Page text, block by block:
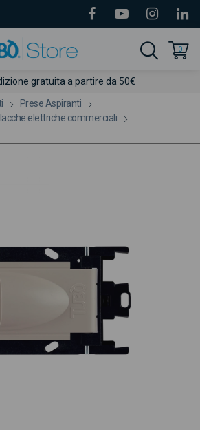
0
gratuita a partire da 50€
Prese Aspiranti
elettriche commerciali